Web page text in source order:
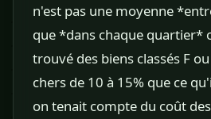
n'est pas une moyenne
que *dans chaque quartier*
trouvé des biens classés F
chers de 10 à 15% que ce
on tenait compte du coût